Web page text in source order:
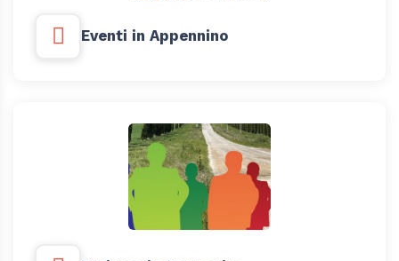
Eventi in Appennino